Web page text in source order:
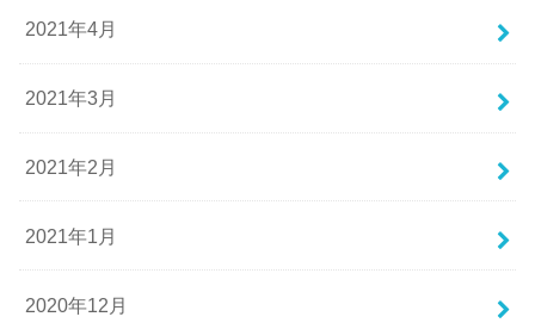
2021年4月
2021年3月
2021年2月
2021年1月
2020年12月